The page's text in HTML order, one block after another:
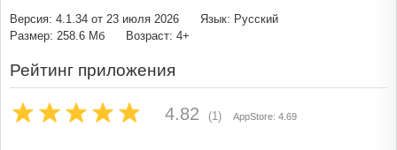
Версия: 4.1.34 от 23 июля 2026
Язык: Русский
Размер: 258.6 Мб
Возраст: 4+
Рейтинг приложения
4.82 (1) AppStore: 4.69